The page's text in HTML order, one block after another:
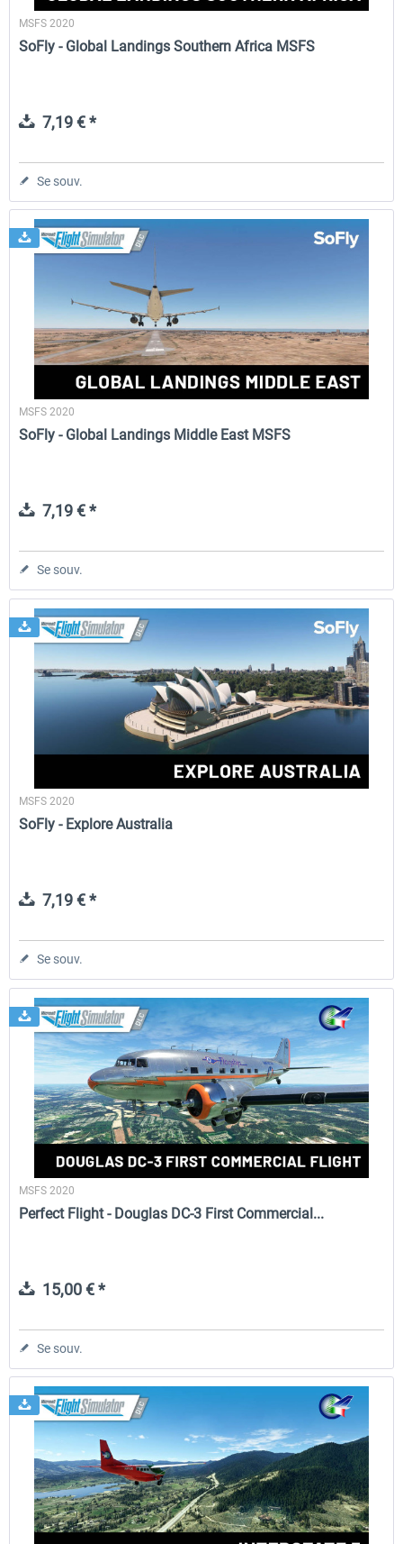
MSFS 2020
SoFly - Global Landings Southern Africa MSFS
7,19 € *
Se souv.
MSFS 2020
SoFly - Global Landings Middle East MSFS
7,19 € *
Se souv.
MSFS 2020
SoFly - Explore Australia
7,19 € *
Se souv.
MSFS 2020
Perfect Flight - Douglas DC-3 First Commercial...
15,00 € *
Se souv.